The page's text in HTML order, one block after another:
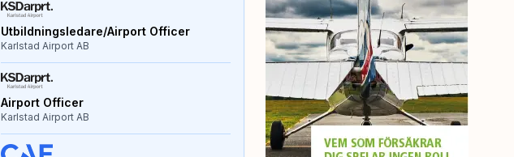
Utbildningsledare/Airport Officer
Karlstad Airport AB
Airport Officer
Karlstad Airport AB